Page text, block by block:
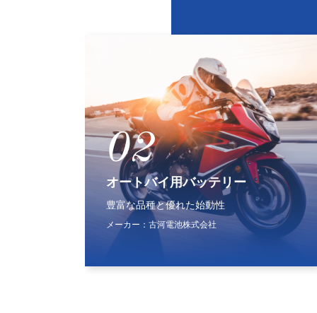
オートバイ用バッテリー
豊富な品種と優れた始動性
古河電池株式会社
産
電気
条件